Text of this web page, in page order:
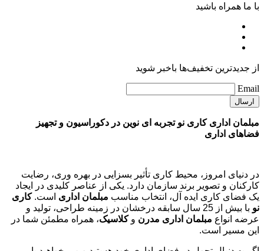
با ما همراه باشید
از جدیدترین تخفیف‌ها باخبر شوید
Email
مبلمان اداری کاری نو تجربه ای نوین در دکوراسیون و تجهیز
فضاهای اداری
در دنیای امروز، محیط کاری تأثیر بسزایی در بهره وری، رضایت
کارکنان و تصویر برند سازمان دارد. یکی از عناصر کلیدی در ایجاد
یک فضای کاری ایده آل، انتخاب مناسب مبلمان اداری است.کاری
نو
با بیش از 25 سال سابقه درخشان در زمینه طراحی، تولید و
عرضه انواع مبلمان اداری مدرن وکلاسیک، همراه مطمئن شما در
این مسیر است.